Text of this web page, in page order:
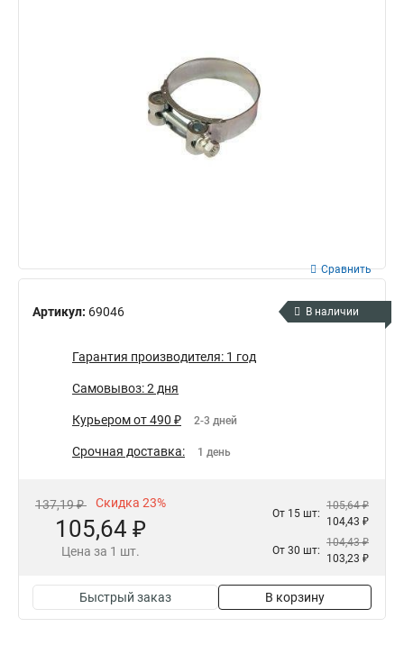
Артикул: 69046
Сравнить
В наличии
Гарантия производителя: 1 год
Самовывоз: 2 дня
Курьером от 490 ₽ 2-3 дней
Срочная доставка: 1 день
137,19 ₽ Скидка 23%
105,64 ₽
Цена за 1 шт.
От 15 шт:
105,64 ₽
104,43 ₽
От 30 шт:
104,43 ₽
103,23 ₽
Быстрый заказ В корзину